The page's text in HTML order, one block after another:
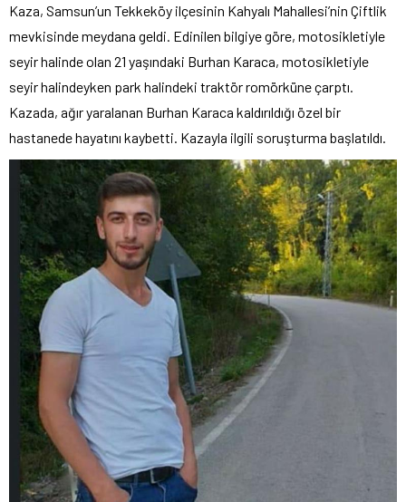
Kaza, Samsun’un Tekkeköy ilçesinin Kahyalı Mahallesi’nin Çiftlik
mevkisinde meydana geldi. Edinilen bilgiye göre, motosikletiyle
seyir halinde olan 21 yaşındaki Burhan Karaca, motosikletiyle
seyir halindeyken park halindeki traktör romörküne çarptı.
Kazada, ağır yaralanan Burhan Karaca kaldırıldığı özel bir
hastanede hayatını kaybetti. Kazayla ilgili soruşturma başlatıldı.